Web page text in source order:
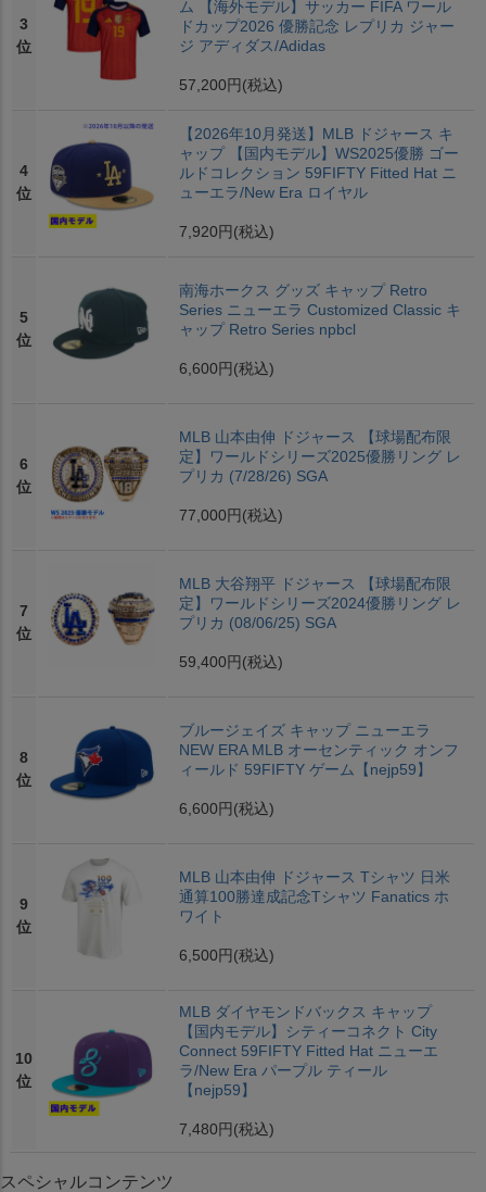
3
位
ム 【海外モデル】サッカー FIFA ワール
ドカップ2026 優勝記念 レプリカ ジャー
ジ アディダス/Adidas
57,200円 (税込)
4
位
【2026年10月発送】MLB ドジャース キ
ャップ 【国内モデル】WS2025優勝 ゴー
ルドコレクション 59FIFTY Fitted Hat ニ
ューエラ/New Era ロイヤル
7,920円 (税込)
5
位
南海ホークス グッズ キャップ Retro
Series ニューエラ Customized Classic キ
ャップ Retro Series npbcl
6,600円 (税込)
6
位
MLB 山本由伸 ドジャース 【球場配布限
定】ワールドシリーズ2025優勝リング レ
プリカ (7/28/26) SGA
77,000円 (税込)
7
位
MLB 大谷翔平 ドジャース 【球場配布限
定】ワールドシリーズ2024優勝リング レ
プリカ (08/06/25) SGA
59,400円 (税込)
8
位
ブルージェイズ キャップ ニューエラ
NEW ERA MLB オーセンティック オンフ
ィールド 59FIFTY ゲーム【nejp59】
6,600円 (税込)
9
位
MLB 山本由伸 ドジャース Tシャツ 日米
通算100勝達成記念Tシャツ Fanatics ホ
ワイト
6,500円 (税込)
10
位
MLB ダイヤモンドバックス キャップ
【国内モデル】シティーコネクト City
Connect 59FIFTY Fitted Hat ニューエ
ラ/New Era パープル ティール
【nejp59】
7,480円 (税込)
スペシャルコンテンツ